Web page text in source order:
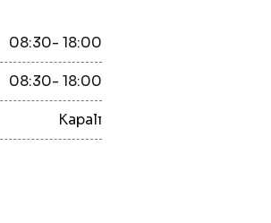
08:30- 18:00
08:30- 18:00
Kapalı